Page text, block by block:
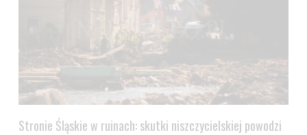
Stronie Śląskie w ruinach: skutki niszczycielskiej powodzi